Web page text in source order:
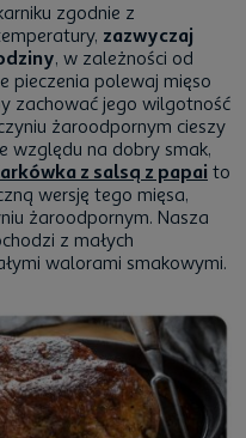
zgodnie z
zazwyczaj
, w zależności od
pieczenia polewaj mięso
zachować jego wilgotność
żaroodpornym cieszy
względu na dobry smak,
z salsą z papai to
wersję tego mięsa,
żaroodpornym. Nasza
z małych
walorami smakowymi.